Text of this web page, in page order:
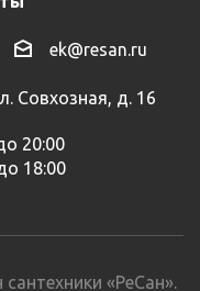
ek@resan.ru
Совхозная, д. 16
20:00
18:00
«РеСан».